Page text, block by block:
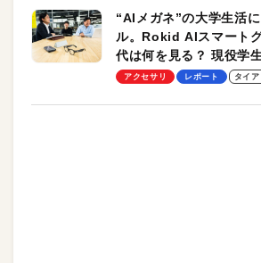
“AIメガネ”の大学生活
ル。Rokid AIスマート
代は何を見る？ 現役学
授による体験会レポート
アクセサリ レポート タイ